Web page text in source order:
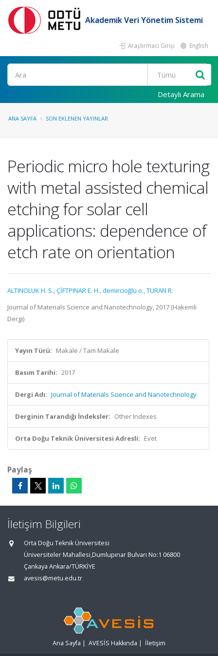
Akademik Veri Yönetim Sistemi
Araştırmacı Girişi English
Ara
Detaylı Arama
ANA SAYFA SON EKLENEN YAYINLAR
Periodic micro hole texturing
with metal assisted chemical
etching for solar cell
applications: dependence of
etch rate on orientation
ALTINOLUK H. S.,ÇİFTPINAR E. H.,demircioğlu o.,TURAN R.
Journal of Materials Science and Nanotechnology, 2017 (Hakemli
Dergi)
Yayın Türü: Makale / Tam Makale
Basım Tarihi: 2017
Dergi Adı: Journal of Materials Science and Nanotechnology
Derginin Tarandığı İndeksler: Other Indexes
Orta Doğu Teknik Üniversitesi Adresli: Evet
Paylaş
İletişim Bilgileri
Orta Doğu Teknik Üniversitesi
Üniversiteler Mahallesi,Dumlupınar Bulvarı No:1 06800
Çankaya Ankara/TÜRKİYE
avesis@metu.edu.tr
Ana Sayfa | AVESİS Hakkında | İletişim